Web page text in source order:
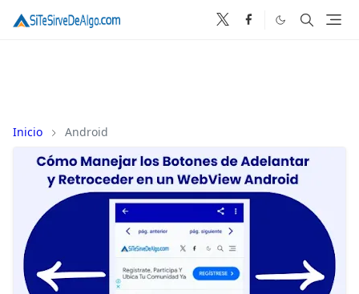
Inicio Android